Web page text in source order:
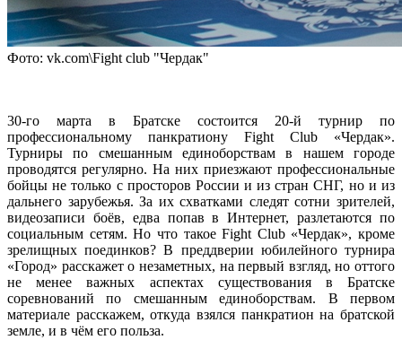
Фото: vk.com\Fight club "Чердак"
30-го марта в Братске состоится 20-й турнир по
профессиональному панкратиону Fight Club «Чердак».
Турниры по смешанным единоборствам в нашем городе
проводятся регулярно. На них приезжают профессиональные
бойцы не только с просторов России и из стран СНГ, но и из
дальнего зарубежья. За их схватками следят сотни зрителей,
видеозаписи боёв, едва попав в Интернет, разлетаются по
социальным сетям. Но что такое Fight Club «Чердак», кроме
зрелищных поединков? В преддверии юбилейного турнира
«Город» расскажет о незаметных, на первый взгляд, но оттого
не менее важных аспектах существования в Братске
соревнований по смешанным единоборствам. В первом
материале расскажем, откуда взялся панкратион на братской
земле, и в чём его польза.